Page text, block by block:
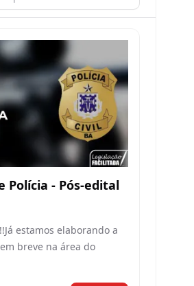
Polícia - Pós-edital
estamos elaborando a
breve na área do